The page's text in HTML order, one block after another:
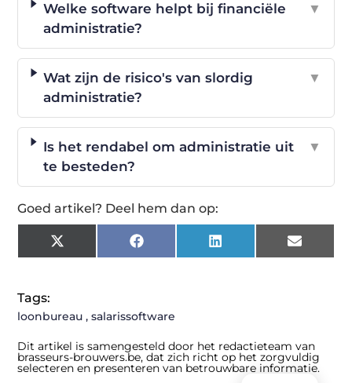
Welke software helpt bij financiële
administratie?
▼
Wat zijn de risico's van slordig
administratie?
▼
Is het rendabel om administratie uit
te besteden?
▼
Goed artikel? Deel hem dan op:
X
(Twitter)
Facebook LinkedIn Email
Tags:
loonbureau ,salarissoftware
Dit artikel is samengesteld door het redactieteam van
brasseurs-brouwers.be, dat zich richt op het zorgvuldig
selecteren en presenteren van betrouwbare informatie.